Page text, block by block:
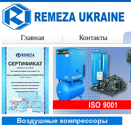
Воздушные компрессоры
Главная Контакты